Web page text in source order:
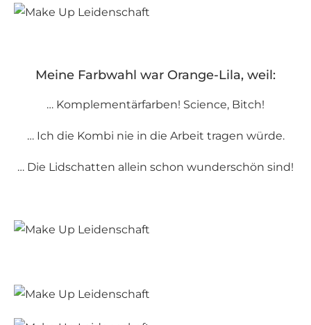
Meine Farbwahl war Orange-Lila, weil:
… Komplementärfarben! Science, Bitch!
… Ich die Kombi nie in die Arbeit tragen würde.
… Die Lidschatten allein schon wunderschön sind!